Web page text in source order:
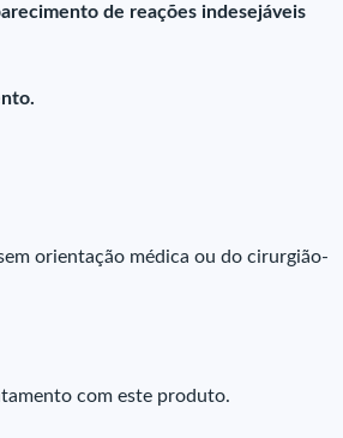
de reações indesejáveis
orientação médica ou do cirurgião-
com este produto.